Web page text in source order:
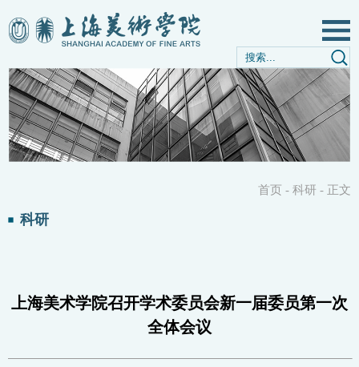
科研
首页 - 科研 - 正文
上海美术学院召开学术委员会新一届委员第一次
全体会议